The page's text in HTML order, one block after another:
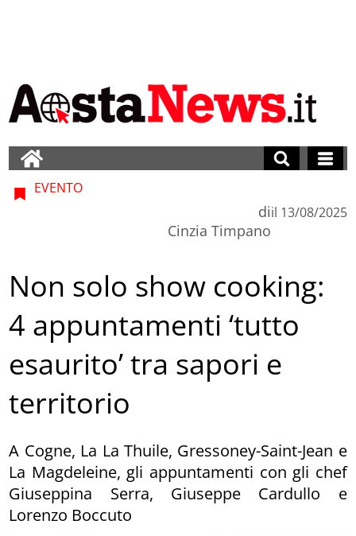
EVENTO
di
Cinzia Timpano
il 13/08/2025
Non solo show cooking:
4 appuntamenti ‘tutto
esaurito’ tra sapori e
territorio
A Cogne, La La Thuile, Gressoney-Saint-Jean e
La Magdeleine, gli appuntamenti con gli chef
Giuseppina Serra, Giuseppe Cardullo e
Lorenzo Boccuto